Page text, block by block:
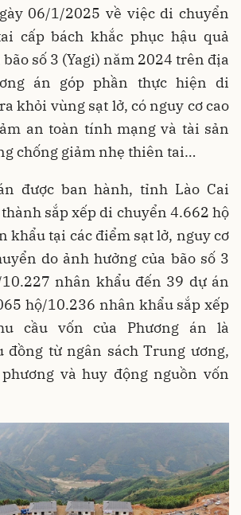
06/1/2025 về việc di chuyển
cấp bách khắc phục hậu quả
số 3 (Yagi) năm 2024 trên địa
án góp phần thực hiện di
khỏi vùng sạt lở, có nguy cơ cao
an toàn tính mạng và tài sản
chống giảm nhẹ thiên tai…
được ban hành, tỉnh Lào Cai
sắp xếp di chuyển 4.662 hộ
khẩu tại các điểm sạt lở, nguy cơ
do ảnh hưởng của bão số 3
nhân khẩu đến 39 dự án
hộ/10.236 nhân khẩu sắp xếp
cầu vốn của Phương án là
đồng từ ngân sách Trung ương,
và huy động nguồn vốn